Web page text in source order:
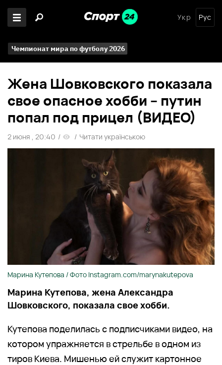
Укр Рус
Чемпионат мира по футболу 2026
Жена Шовковского показала
свое опасное хобби – путин
попал под прицел (ВИДЕО)
2 июня , 20:40 / / Читати українською
Марина Кутепова / Фото Instagram.com/marynakutepova
Марина Кутепова, жена Александра
Шовковского, показала свое хобби.
Кутепова поделилась с подписчиками видео, на
котором упражняется в стрельбе в одном из
тиров Киева. Мишенью ей служит картонное